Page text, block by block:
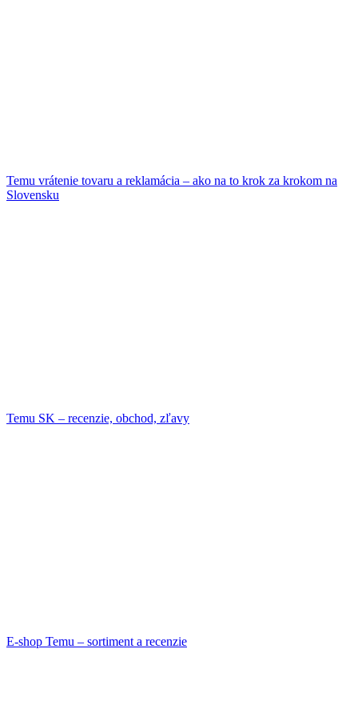
Temu vrátenie tovaru a reklamácia – ako na to krok za krokom na
Slovensku
Temu SK – recenzie, obchod, zľavy
E-shop Temu – sortiment a recenzie